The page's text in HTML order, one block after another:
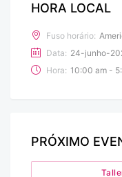
HORA LOCAL
Fuso horário:
Data: 24-junho-
Hora: 10:00 am -
PRÓXIMO